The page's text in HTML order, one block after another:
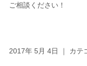
ご相談ください！
2017年 5月 4日 ｜ カテ